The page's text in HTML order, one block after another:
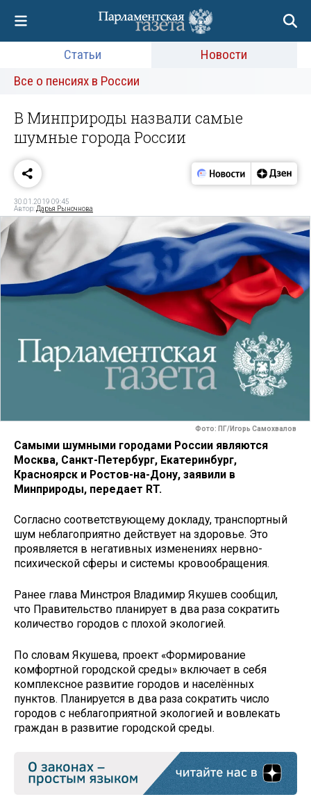
Статьи
Новости
Все о пенсиях в России
В Минприроды назвали самые
шумные города России
30.01.2019 09:45
Автор: Дарья Рыночнова
Фото: ПГ/Игорь Самохвалов
Самыми шумными городами России являются
Москва, Санкт-Петербург, Екатеринбург,
Красноярск и Ростов-на-Дону, заявили в
Минприроды, передает RT.
Согласно соответствующему докладу, транспортный
шум неблагоприятно действует на здоровье. Это
проявляется в негативных изменениях нервно-
психической сферы и системы кровообращения.
Ранее глава Минстроя Владимир Якушев сообщил,
что Правительство планирует в два раза сократить
количество городов с плохой экологией.
По словам Якушева, проект «Формирование
комфортной городской среды» включает в себя
комплексное развитие городов и населённых
пунктов. Планируется в два раза сократить число
городов с неблагоприятной экологией и вовлекать
граждан в развитие городской среды.